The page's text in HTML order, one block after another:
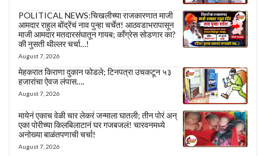
POLITICAL NEWS:चिखलीच्या राजकारणात माजी
आमदार राहुल बोंद्रेंचं नाव पुन्हा चर्चेत! आठवडाभरापासून
माजी आमदार मतदारसंघातून गायब; काँग्रेस सोडणार का?
की नुसती थील्लर चर्चा…!
August 7, 2026
मेहकरात किराणा दुकान फोडले; टिनपत्रा उचकटून ५३
हजारांचा ऐवज लंपास….
August 7, 2026
मायेनं एकाच वेळी चार लेकरं जन्माला घातली; तीन पोरं अन्
एका पोरीच्या किलबिलाटानं घर गजबजलं! चारवनमध्ये
अनोख्या बाळंतपणाची चर्चा!
August 7, 2026